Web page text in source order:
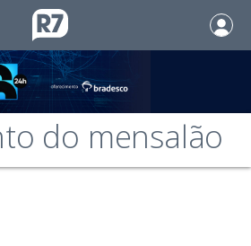
do mensalão